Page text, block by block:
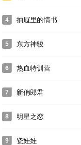
遇上了一个
的飞机实施空中补给，搭建
为一个独立女性的过程，
4 抽屉里的情书
5 东方神骏
6 热血特训营
7 新俏郎君
8 明星之恋
9 瓷娃娃